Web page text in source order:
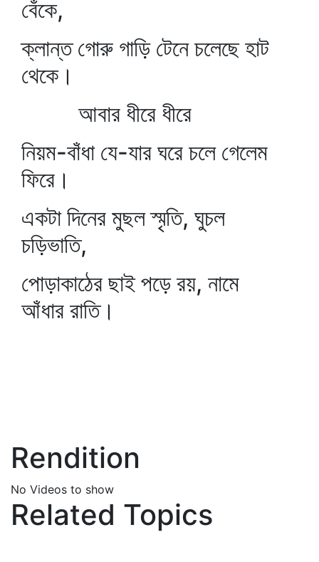
বেঁকে,
ক্লান্ত গোরু গাড়ি টেনে চলেছে হাট
থেকে।
আবার ধীরে ধীরে
নিয়ম-বাঁধা যে-যার ঘরে চলে গেলেম
ফিরে।
একটা দিনের মুছল স্মৃতি, ঘুচল
চড়িভাতি,
পোড়াকাঠের ছাই পড়ে রয়, নামে
আঁধার রাতি।
Rendition
No Videos to show
Related Topics